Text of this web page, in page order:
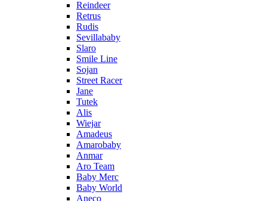
Reindeer
Retrus
Rudis
Sevillababy
Slaro
Smile Line
Sojan
Street Racer
Jane
Tutek
Alis
Wiejar
Amadeus
Amarobaby
Anmar
Aro Team
Baby Merc
Baby World
Aneco